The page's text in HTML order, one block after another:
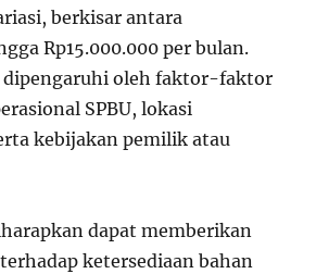
berkisar antara
Rp15.000.000 per bulan.
dipengaruhi oleh faktor-faktor
SPBU, lokasi
kebijakan pemilik atau
dapat memberikan
ketersediaan bahan